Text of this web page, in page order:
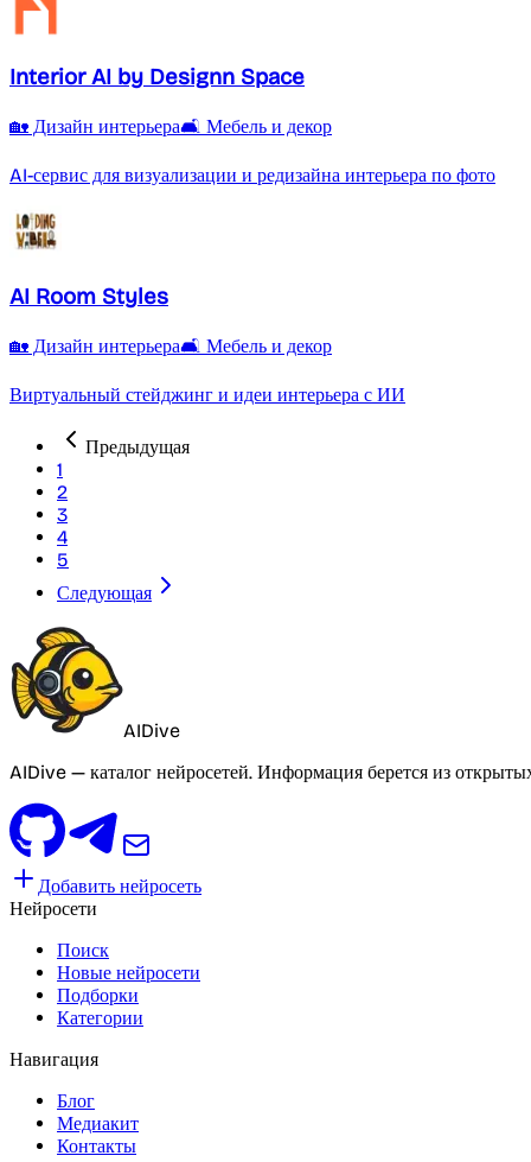
Interior AI by Designn Space
🏡 Дизайн интерьера🛋️ Мебель и декор
AI-сервис для визуализации и редизайна интерьера по фото
AI Room Styles
🏡 Дизайн интерьера🛋️ Мебель и декор
Виртуальный стейджинг и идеи интерьера с ИИ
Предыдущая
1
2
3
4
5
Следующая
AIDive
AIDive — каталог нейросетей. Информация берется из
Добавить нейросеть
Нейросети
Поиск
Новые нейросети
Подборки
Категории
Навигация
Блог
Медиакит
Контакты